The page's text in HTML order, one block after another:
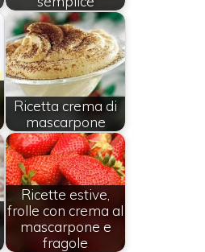
Ricetta crema di
mascarpone
Ricette estive,
frolle con crema al
mascarpone e
fragole